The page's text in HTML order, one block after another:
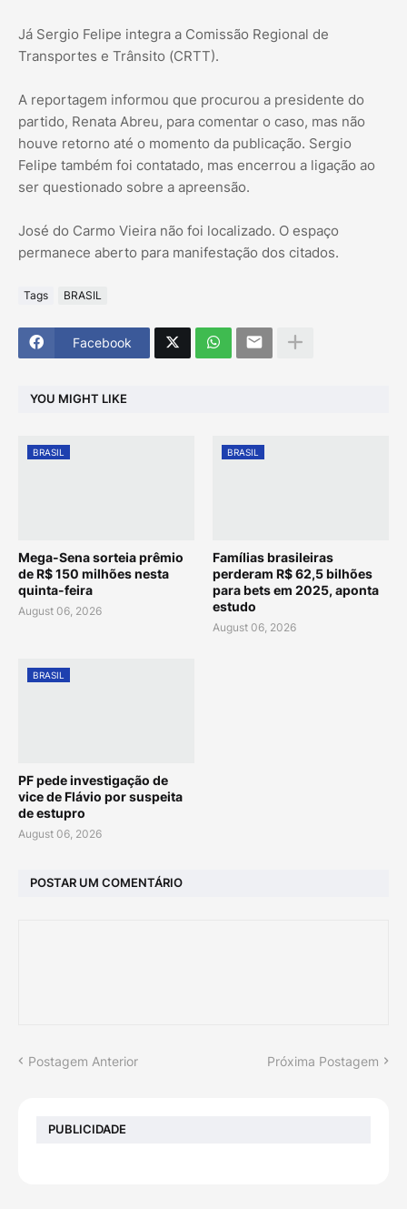
Já Sergio Felipe integra a Comissão Regional de
Transportes e Trânsito (CRTT).
A reportagem informou que procurou a presidente do
partido, Renata Abreu, para comentar o caso, mas não
houve retorno até o momento da publicação. Sergio
Felipe também foi contatado, mas encerrou a ligação ao
ser questionado sobre a apreensão.
José do Carmo Vieira não foi localizado. O espaço
permanece aberto para manifestação dos citados.
Tags BRASIL
Facebook
YOU MIGHT LIKE
BRASIL
Mega-Sena sorteia prêmio
de R$ 150 milhões nesta
quinta-feira
August 06, 2026
BRASIL
Famílias brasileiras
perderam R$ 62,5 bilhões
para bets em 2025, aponta
estudo
August 06, 2026
BRASIL
PF pede investigação de
vice de Flávio por suspeita
de estupro
August 06, 2026
POSTAR UM COMENTÁRIO
Postagem Anterior Próxima Postagem
PUBLICIDADE